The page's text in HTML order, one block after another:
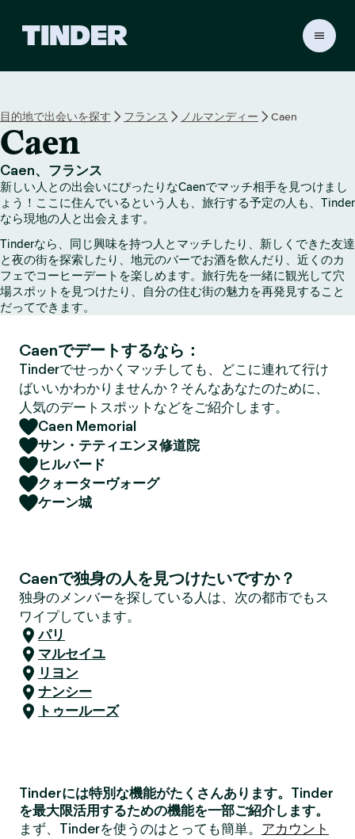
r
ペ
ー
ジ
目的地で出会いを探す フランス ノルマンディー Caen
Caen
Caen、フランス
新しい人との出会いにぴったりなCaenでマッチ相手を見つけまし
ょう！ここに住んでいるという人も、旅行する予定の人も、Tinder
なら現地の人と出会えます。
Tinderなら、同じ興味を持つ人とマッチしたり、新しくできた友達
と夜の街を探索したり、地元のバーでお酒を飲んだり、近くのカ
フェでコーヒーデートを楽しめます。旅行先を一緒に観光して穴
場スポットを見つけたり、自分の住む街の魅力を再発見すること
だってできます。
Caenでデートするなら：
Tinderでせっかくマッチしても、どこに連れて行け
ばいいかわかりませんか？そんなあなたのために、
人気のデートスポットなどをご紹介します。
Caen Memorial
サン・テティエンヌ修道院
ヒルバード
クォーターヴォーグ
ケーン城
Caenで独身の人を見つけたいですか？
独身のメンバーを探している人は、次の都市でもス
ワイプしています。
パリ
マルセイユ
リヨン
ナンシー
トゥールーズ
Tinderには特別な機能がたくさんあります。Tinder
を最大限活用するための機能を一部ご紹介します。
まず、Tinderを使うのはとっても簡単。 アカウント